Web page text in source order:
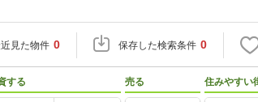
見た物件 0 保存した検索条件 0
する 売る 住みやすい